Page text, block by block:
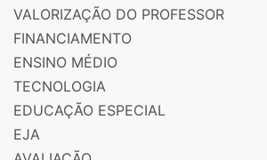
VALORIZAÇÃO DO PROFESSOR
FINANCIAMENTO
ENSINO MÉDIO
TECNOLOGIA
EDUCAÇÃO ESPECIAL
EJA